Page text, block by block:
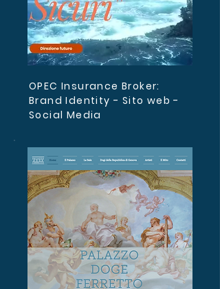
OPEC Insurance Broker:
Brand Identity - Sito web -
Social Media